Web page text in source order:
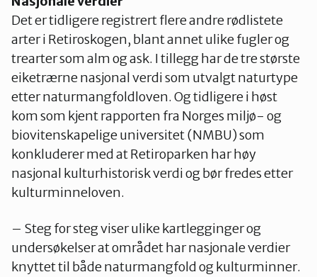
Det er tidligere registrert flere andre rødlistete
arter i Retiroskogen, blant annet ulike fugler og
trearter som alm og ask. I tillegg har de tre største
eiketrærne nasjonal verdi som utvalgt naturtype
etter naturmangfoldloven. Og tidligere i høst
kom som kjent rapporten fra Norges miljø- og
biovitenskapelige universitet (NMBU) som
konkluderer med at Retiroparken har høy
nasjonal kulturhistorisk verdi og bør fredes etter
kulturminneloven.
– Steg for steg viser ulike kartlegginger og
undersøkelser at området har nasjonale verdier
knyttet til både naturmangfold og kulturminner.